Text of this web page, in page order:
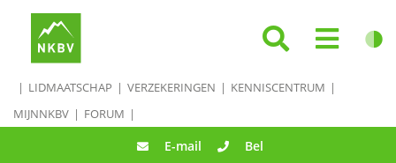
LIDMAATSCHAP VERZEKERINGEN
KENNISCENTRUM
MIJNNKBV
FORUM
E-mail Bel